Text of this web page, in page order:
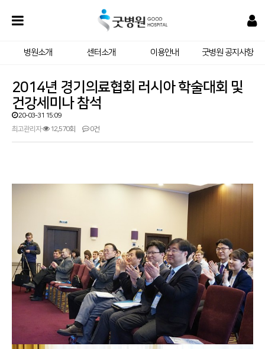
병원소개 센터소개 이용안내 굿병원 공지사항
2014년 경기의료협회 러시아 학술대회 및
건강세미나 참석
20-03-31 15:09
최고관리자
12,570회 0건